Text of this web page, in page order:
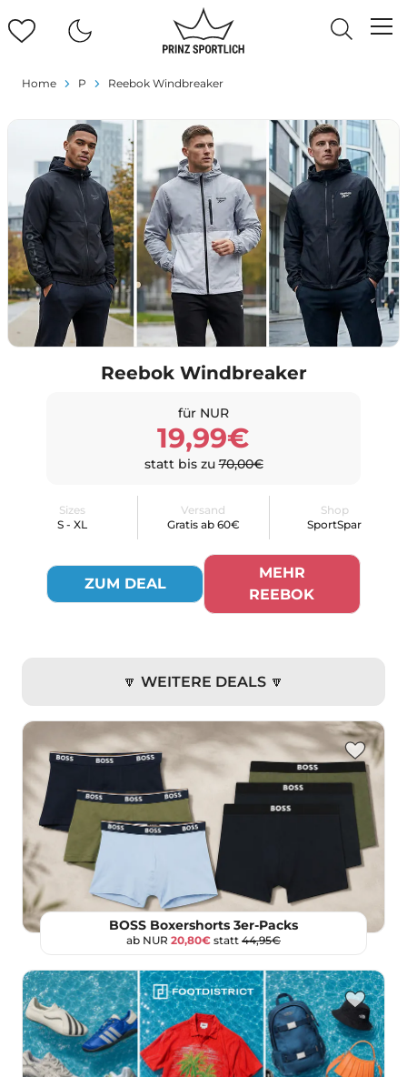
Home P Reebok Windbreaker
Reebok Windbreaker
für NUR
19,99€
statt bis zu70,00€
Sizes
S - XL
Versand
Gratis ab 60€
Shop
SportSpar
ZUM DEAL
MEHR
REEBOK
🔽 WEITERE DEALS 🔽
BOSS Boxershorts 3er-Packs
ab NUR 20,80€ statt 44,95€